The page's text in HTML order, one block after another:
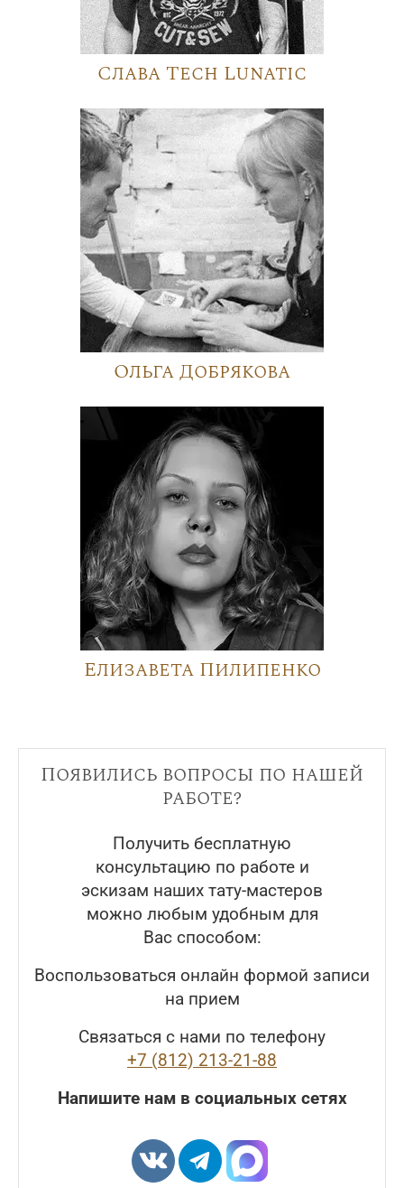
Слава Tech Lunatic
Ольга Добрякова
Елизавета Пилипенко
Появились вопросы по нашей
работе?
Получить бесплатную
консультацию по работе и
эскизам наших тату-мастеров
можно любым удобным для
Вас способом:
Воспользоваться онлайн формой записи
на прием
Связаться с нами по телефону
+7 (812) 213-21-88
Напишите нам в социальных сетях